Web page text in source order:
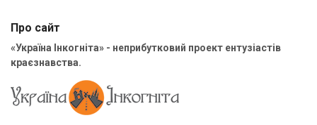
Про сайт
«Україна Інкогніта» - неприбутковий проект ентузіастів
краєзнавства.